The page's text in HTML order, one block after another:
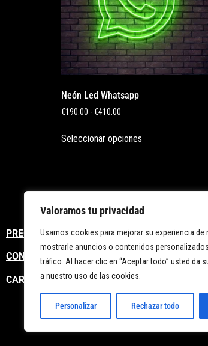
Valoramos tu privacidad
Usamos cookies para mejorar su experiencia de
mostrarle anuncios o contenidos
tráfico. Al hacer clic en “Aceptar todo” usted da
a nuestro uso de las cookies.
Personalizar Rechazar todo
Neón Led Whatsapp
€190.00 -€410.00
Seleccionar opciones
PREGUNTAS FRECUENTES
CONTACTO
CARRITO